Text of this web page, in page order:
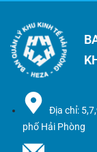
Địa chỉ:
phố Hải Phòng